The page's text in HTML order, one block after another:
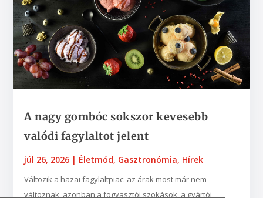
A nagy gombóc sokszor kevesebb
valódi fagylaltot jelent
júl 26, 2026 | Életmód, Gasztronómia, Hírek
Változik a hazai fagylaltpiac: az árak most már nem
változnak, azonban a fogyasztói szokások, a gyártói